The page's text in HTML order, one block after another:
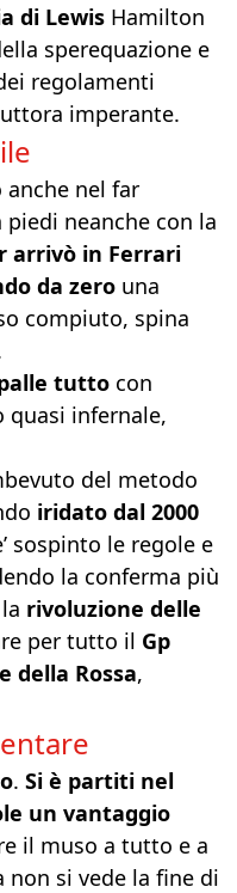
di Lewis Hamilton
sperequazione e
regolamenti
imperante.
nel far
neanche con la
arrivò in Ferrari
da zero una
compiuto, spina
tutto con
quasi infernale,
del metodo
iridato dal 2000
sospinto le regole e
la conferma più
rivoluzione delle
per tutto il Gp
della Rossa,
. Si è partiti nel
un vantaggio
il muso a tutto e a
si vede la fine di